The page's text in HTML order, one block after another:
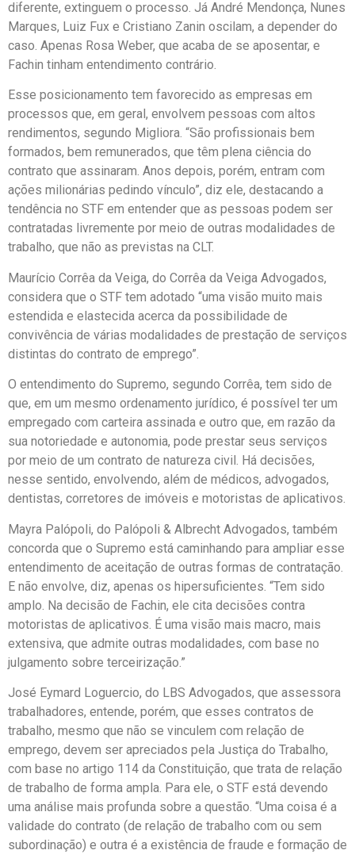
diferente, extinguem o processo. Já André Mendonça, Nunes
Marques, Luiz Fux e Cristiano Zanin oscilam, a depender do
caso. Apenas Rosa Weber, que acaba de se aposentar, e
Fachin tinham entendimento contrário.
Esse posicionamento tem favorecido as empresas em
processos que, em geral, envolvem pessoas com altos
rendimentos, segundo Migliora. “São profissionais bem
formados, bem remunerados, que têm plena ciência do
contrato que assinaram. Anos depois, porém, entram com
ações milionárias pedindo vínculo”, diz ele, destacando a
tendência no STF em entender que as pessoas podem ser
contratadas livremente por meio de outras modalidades de
trabalho, que não as previstas na CLT.
Maurício Corrêa da Veiga, do Corrêa da Veiga Advogados,
considera que o STF tem adotado “uma visão muito mais
estendida e elastecida acerca da possibilidade de
convivência de várias modalidades de prestação de serviços
distintas do contrato de emprego”.
O entendimento do Supremo, segundo Corrêa, tem sido de
que, em um mesmo ordenamento jurídico, é possível ter um
empregado com carteira assinada e outro que, em razão da
sua notoriedade e autonomia, pode prestar seus serviços
por meio de um contrato de natureza civil. Há decisões,
nesse sentido, envolvendo, além de médicos, advogados,
dentistas, corretores de imóveis e motoristas de aplicativos.
Mayra Palópoli, do Palópoli & Albrecht Advogados, também
concorda que o Supremo está caminhando para ampliar esse
entendimento de aceitação de outras formas de contratação.
E não envolve, diz, apenas os hipersuficientes. “Tem sido
amplo. Na decisão de Fachin, ele cita decisões contra
motoristas de aplicativos. É uma visão mais macro, mais
extensiva, que admite outras modalidades, com base no
julgamento sobre terceirização.”
José Eymard Loguercio, do LBS Advogados, que assessora
trabalhadores, entende, porém, que esses contratos de
trabalho, mesmo que não se vinculem com relação de
emprego, devem ser apreciados pela Justiça do Trabalho,
com base no artigo 114 da Constituição, que trata de relação
de trabalho de forma ampla. Para ele, o STF está devendo
uma análise mais profunda sobre a questão. “Uma coisa é a
validade do contrato (de relação de trabalho com ou sem
subordinação) e outra é a existência de fraude e formação de